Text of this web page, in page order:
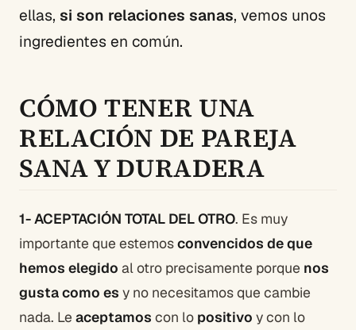
ellas, si son relaciones sanas, vemos unos
ingredientes en común.
CÓMO TENER UNA
RELACIÓN DE PAREJA
SANA Y DURADERA
1- ACEPTACIÓN TOTAL DEL OTRO. Es muy
importante que estemosconvencidos de que
hemos elegido al otro precisamente porque nos
gusta como es y no necesitamos que cambie
nada. Le aceptamos con lo positivo y con lo